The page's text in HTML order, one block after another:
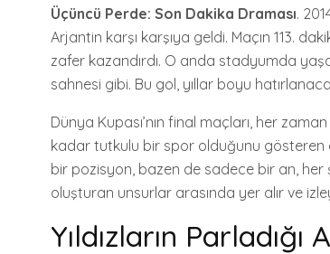
Üçüncü Perde: Son Dakika Draması.
Arjantin karşı karşıya geldi. Maçın 113.
zafer kazandırdı. O anda stadyumda
sahnesi gibi. Bu gol, yıllar boyu
Dünya Kupası’nın final maçları, her
kadar tutkulu bir spor olduğunu gösteren
bir pozisyon, bazen de sadece bir an,
oluşturan unsurlar arasında yer alır ve
Yıldızların